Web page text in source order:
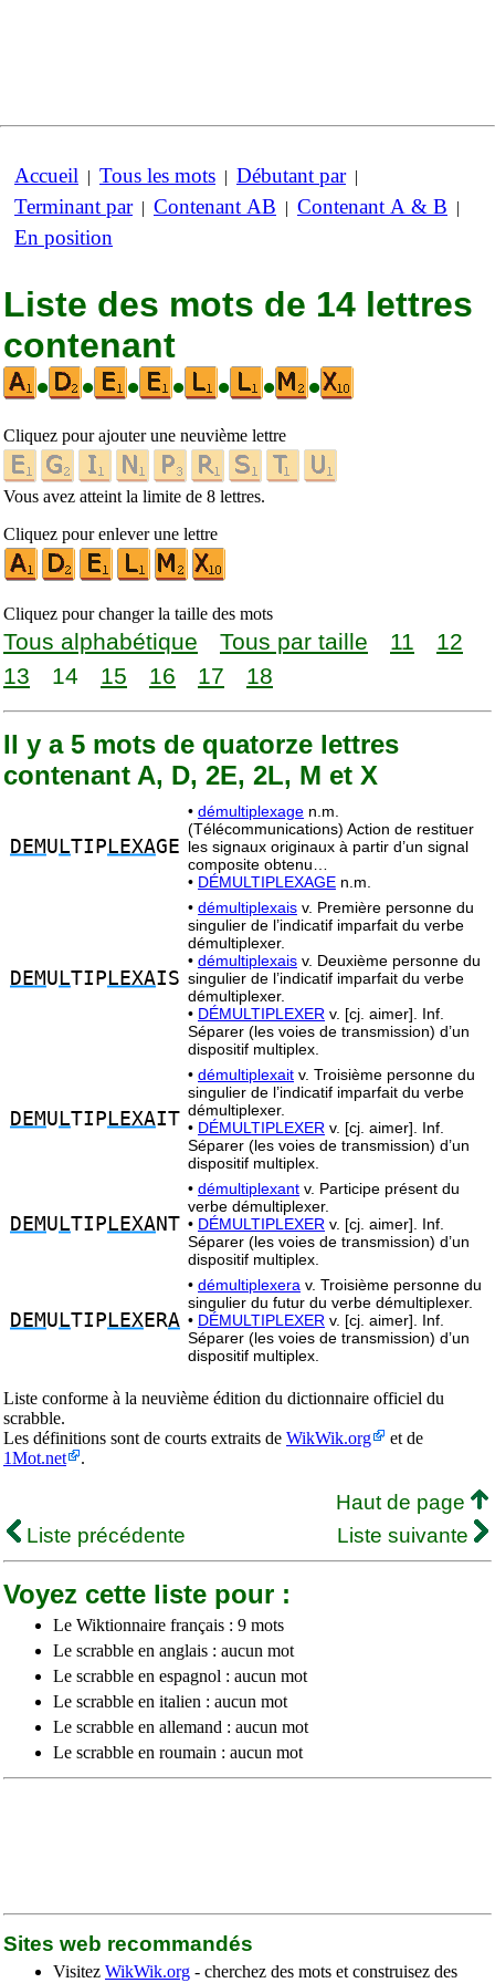
Accueil | Tous les mots | Débutant par|
Terminant par| Contenant AB | Contenant A & B |
En position
Liste des mots de 14 lettres
contenant
•
• • • • • •
Cliquez pour ajouter une neuvième lettre
Vous avez atteint la limite de 8 lettres.
Cliquez pour enlever une lettre
Cliquez pour changer la taille des mots
Tous alphabétique Tous par taille 11
12
13
14 15 16 17 18
Il y a 5 mots de quatorze lettres
contenant A, D, 2E, 2L, M et X
DEMU LTIP LEXAGE
• démultiplexage n.m.
(Télécommunications) Action de restituer
les signaux originaux à partir d’un signal
composite obtenu…
• DÉMULTIPLEXAGE n.m.
DEMU LTIP LEXAIS
• démultiplexais v. Première personne du
singulier de l’indicatif imparfait du verbe
démultiplexer.
• démultiplexais v. Deuxième personne du
singulier de l’indicatif imparfait du verbe
démultiplexer.
• DÉMULTIPLEXER v. [cj. aimer]. Inf.
Séparer (les voies de transmission) d’un
dispositif multiplex.
DEMU LTIP LEXAIT
• démultiplexait v. Troisième personne du
singulier de l’indicatif imparfait du verbe
démultiplexer.
• DÉMULTIPLEXER v. [cj. aimer]. Inf.
Séparer (les voies de transmission) d’un
dispositif multiplex.
DEMU LTIP LEXANT
• démultiplexant v. Participe présent du
verbe démultiplexer.
• DÉMULTIPLEXER v. [cj. aimer]. Inf.
Séparer (les voies de transmission) d’un
dispositif multiplex.
DEMU LTIP LEXERA
• démultiplexera v. Troisième personne du
singulier du futur du verbe démultiplexer.
• DÉMULTIPLEXER v. [cj. aimer]. Inf.
Séparer (les voies de transmission) d’un
dispositif multiplex.
Liste conforme à la neuvième édition du dictionnaire officiel du
scrabble.
Les définitions sont de courts extraits de WikWik.org
et de
1Mot.net
.
Haut de page
Liste précédente
Liste suivante
Voyez cette liste pour :
Le Wiktionnaire français : 9 mots
Le scrabble en anglais : aucun mot
Le scrabble en espagnol : aucun mot
Le scrabble en italien : aucun mot
Le scrabble en allemand : aucun mot
Le scrabble en roumain : aucun mot
Sites web recommandés
Visitez WikWik.org - cherchez des mots et construisez des